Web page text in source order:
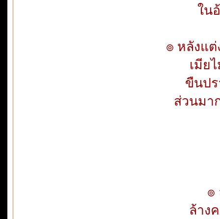
ใน
๏ หลังแ
เมีย
ขืนปร
ส่วนมา
๏
ล้าง